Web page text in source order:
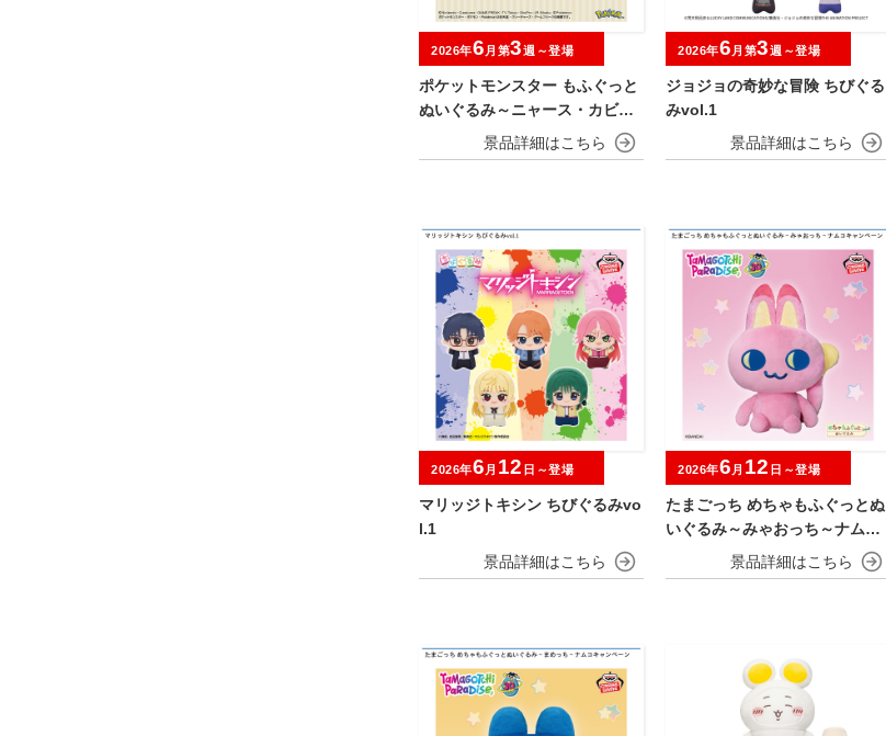
ポケットモンスター もふぐっと
ぬいぐるみ～ニャース・カビゴ
2026年6 月第3週～登場
ジョジョの奇妙な冒険 ちびぐる
みvol.1
2026年6 月第3週～登場
マリッジトキシン ちびぐるみvo
l.1
2026年6 月 12 日～登場
たまごっち めちゃもふぐっとぬ
いぐるみ～みゃおっち～ナムコ
キャンペーン
2026年6 月 12 日～登場